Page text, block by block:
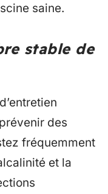
saine.
stable de
des
fréquemment
et la